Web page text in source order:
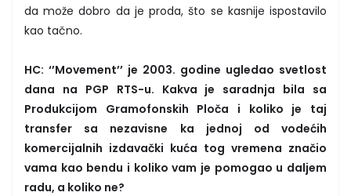
da može dobro da je proda, što se kasnije ispostavilo
kao tačno.
HC: ‘’Movement’’ je 2003. godine ugledao svetlost
dana na PGP RTS-u. Kakva je saradnja bila sa
Produkcijom Gramofonskih Ploča i koliko je taj
transfer sa nezavisne ka jednoj od vodećih
komercijalnih izdavački kuća tog vremena značio
vama kao bendu i koliko vam je pomogao u daljem
radu, a koliko ne?